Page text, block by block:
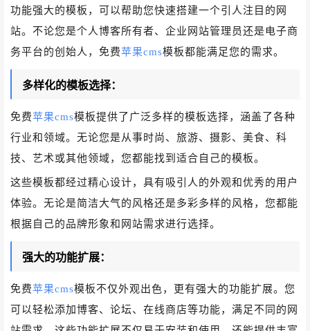
功能强大的模板，可以帮助您快速搭建一个引人注目的网
站。不论您是个人博客所有者、企业网站管理员还是电子商
务平台的创始人，免费苹果cms模板都能满足您的需求。
多样化的模板选择：
免费苹果cms模板提供了广泛多样的模板选择，涵盖了各种
行业和领域。无论您是从事时尚、旅游、摄影、美食、科
技、艺术或其他领域，您都能找到适合自己的模板。
这些模板都经过精心设计，具有吸引人的外观和优秀的用户
体验。无论是简洁大气的风格还是多彩多样的风格，您都能
根据自己的品牌形象和网站需求进行选择。
强大的功能扩展：
免费苹果cms模板不仅外观出色，更有强大的功能扩展。您
可以轻松添加博客、论坛、在线商店等功能，满足不同的网